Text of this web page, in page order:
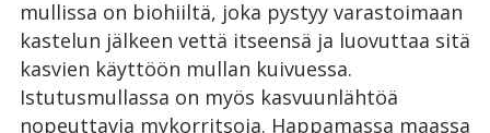
mullissa on biohiiltä, joka pystyy varastoimaan
kastelun jälkeen vettä itseensä ja luovuttaa sitä
kasvien käyttöön mullan kuivuessa.
Istutusmullassa on myös kasvuunlähtöä
nopeuttavia mykorritsoja. Happamassa maassa